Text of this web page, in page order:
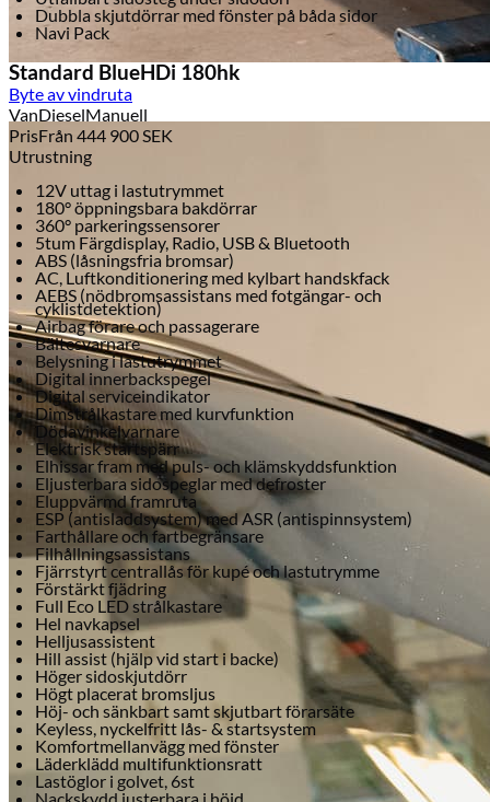
Byte av vindruta
Dubbla skjutdörrar med fönster på båda sidor
Navi Pack
Standard BlueHDi 180hk
VanDieselManuell
PrisFrån 444 900SEK
Utrustning
12V uttag i lastutrymmet
180° öppningsbara bakdörrar
360° parkeringssensorer
5tum Färgdisplay, Radio, USB & Bluetooth
ABS (låsningsfria bromsar)
AC, Luftkonditionering med kylbart handskfack
AEBS (nödbromsassistans med fotgängar- och
cyklistdetektion)
Airbag förare och passagerare
Bältesvarnare
Belysning i lastutrymmet
Digital innerbackspegel
Digital serviceindikator
Dimstrålkastare med kurvfunktion
Dödavinkelvarnare
Elektrisk startspärr
Elhissar fram med puls- och klämskyddsfunktion
Eljusterbara sidospeglar med defroster
Eluppvärmd framruta
ESP (antisladdsystem) med ASR (antispinnsystem)
Farthållare och fartbegränsare
Filhållningsassistans
Fjärrstyrt centrallås för kupé och lastutrymme
Förstärkt fjädring
Full Eco LED strålkastare
Hel navkapsel
Helljusassistent
Hill assist (hjälp vid start i backe)
Höger sidoskjutdörr
Högt placerat bromsljus
Höj- och sänkbart samt skjutbart förarsäte
Keyless, nyckelfritt lås- & startsystem
Komfortmellanvägg med fönster
Läderklädd multifunktionsratt
Lastöglor i golvet, 6st